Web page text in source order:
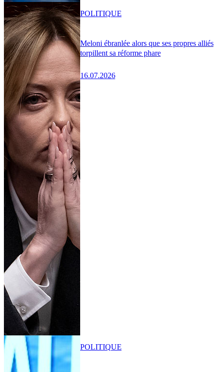
Meloni ébranlée alors que ses propres alliés
torpillent sa réforme phare
16.07.2026
POLITIQUE
POLITIQUE